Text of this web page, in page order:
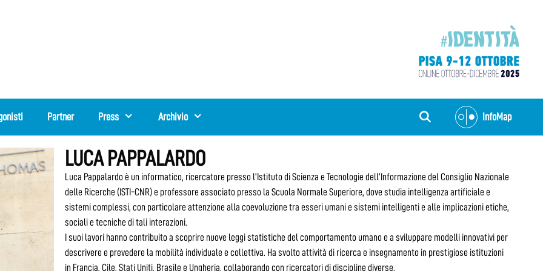
Partner Press Archivio InfoMap
LUCA PAPPALARDO
Luca Pappalardo è un informatico, ricercatore presso l’Istituto di Scienza e Tecnologie dell’Informazione del Consiglio Nazionale
delle Ricerche (ISTI-CNR) e professore associato presso la Scuola Normale Superiore, dove studia intelligenza artificiale e
sistemi complessi, con particolare attenzione alla coevoluzione tra esseri umani e sistemi intelligenti e alle implicazioni etiche,
sociali e tecniche di tali interazioni.
I suoi lavori hanno contribuito a scoprire nuove leggi statistiche del comportamento umano e a sviluppare modelli innovativi per
descrivere e prevedere la mobilità individuale e collettiva. Ha svolto attività di ricerca e insegnamento in prestigiose istituzioni
in Francia, Cile, Stati Uniti, Brasile e Ungheria, collaborando con ricercatori di discipline diverse.